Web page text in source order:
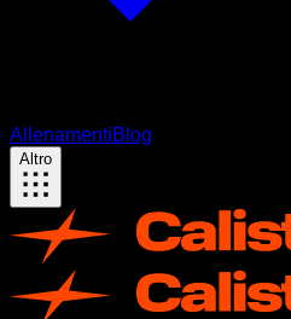
AllenamentiBlog
Altro